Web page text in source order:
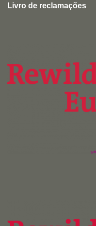
Livro de reclamações